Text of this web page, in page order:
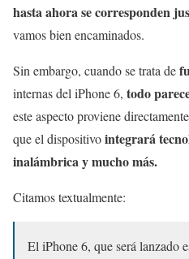
hasta ahora se corresponden
vamos bien encaminados.
Sin embargo, cuando se trata de
internas del iPhone 6, todo
este aspecto proviene
que el dispositivointegrará
inalámbrica y mucho más.
Citamos textualmente:
El iPhone 6, que será lanzado